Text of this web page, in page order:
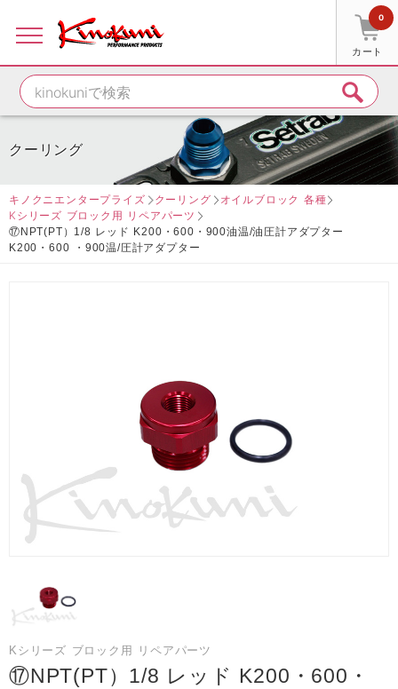
カート
0
クーリング
キノクニエンタープライズ クーリング
オイルブロック 各種
Kシリーズ ブロック用 リペアパーツ
⑰NPT(PT）1/8 レッド K200・600・900油温/油圧計アダプター
K200・600 ・900温/圧計アダプター
Kシリーズ ブロック用 リペアパーツ
⑰NPT(PT）1/8 レッド K200・600・